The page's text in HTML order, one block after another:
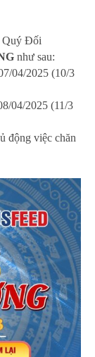
Quý Đối
như sau:
04/2025 (10/3
04/2025 (11/3
động việc chăn